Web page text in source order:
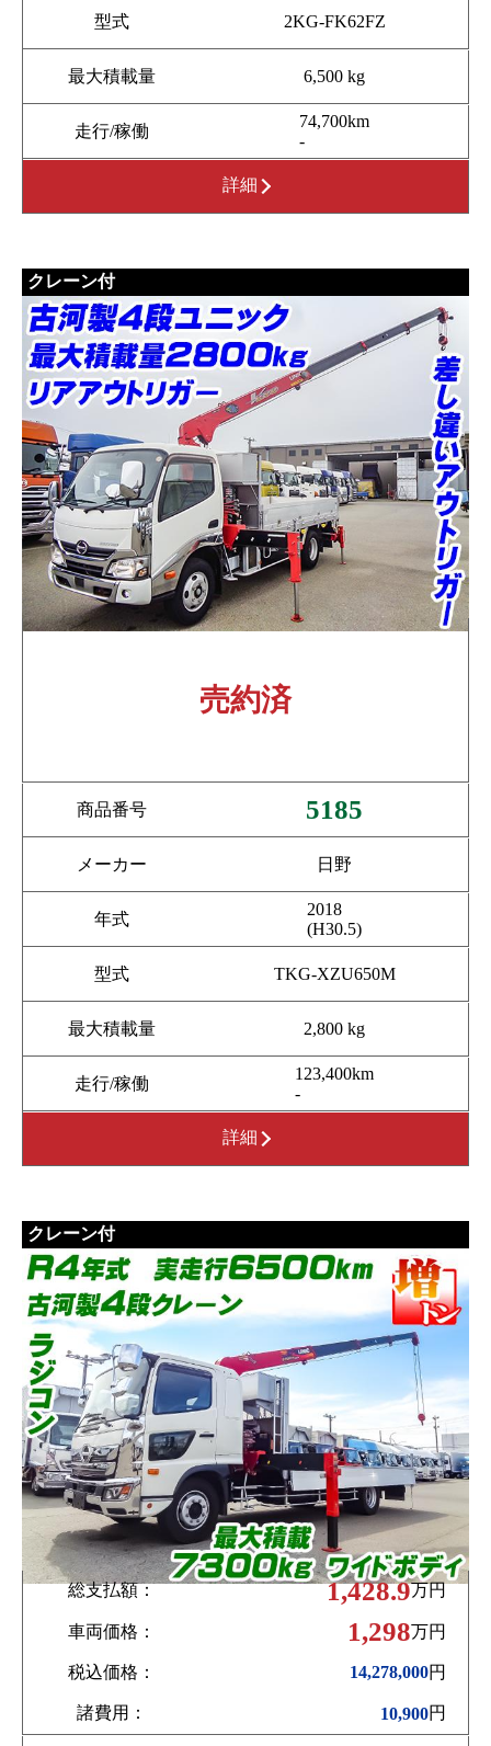
型式 2KG-FK62FZ
最大積載量 6,500 kg
走行/稼働
74,700km
-
詳細
クレーン付
売約済
商品番号 5185
メーカー 日野
年式
2018
(H30.5)
型式 TKG-XZU650M
最大積載量 2,800 kg
走行/稼働
123,400km
-
詳細
クレーン付
総支払額： 1,428.9万円
車両価格： 1,298万円
税込価格： 14,278,000円
諸費用： 10,900円